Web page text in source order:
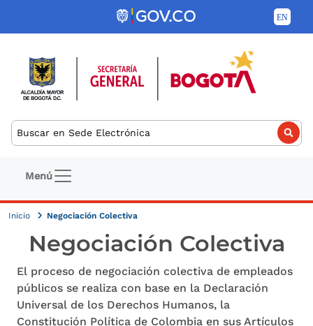
Pasar al contenido principal
Buscar
Navegación principal
Menú
Inicio Negociación Colectiva
Negociación Colectiva
El proceso de negociación colectiva de empleados
públicos se realiza con base en la Declaración
Universal de los Derechos Humanos, la
Constitución Política de Colombia en sus Artículos